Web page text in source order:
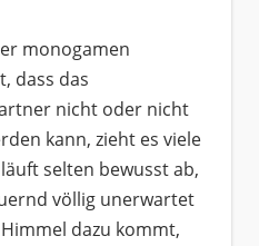
monogamen
dass das
nicht oder nicht
kann, zieht es viele
selten bewusst ab,
völlig unerwartet
dazu kommt,